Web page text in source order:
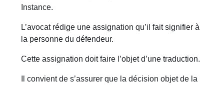
Instance.
L’avocat rédige une assignation qu’il fait signifier à
la personne du défendeur.
Cette assignation doit faire l’objet d’une traduction.
Il convient de s’assurer que la décision objet de la